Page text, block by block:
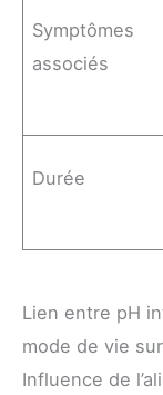
Symptômes
associés
Durée
Lien entre pH
mode de vie
Influence de